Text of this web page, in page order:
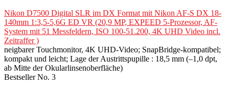
Nikon D7500 Digital SLR im DX Format mit Nikon AF-S DX 18-
140mm 1:3,5-5,6G ED VR (20,9 MP, EXPEED 5-Prozessor, AF-
System mit 51 Messfeldern, ISO 100-51.200, 4K UHD Video incl.
Zeitraffer )
neigbarer Touchmonitor, 4K UHD-Video; SnapBridge-kompatibel;
kompakt und leicht; Lage der Austrittspupille : 18,5 mm (–1,0 dpt,
ab Mitte der Okularlinsenoberfläche)
Bestseller No. 3